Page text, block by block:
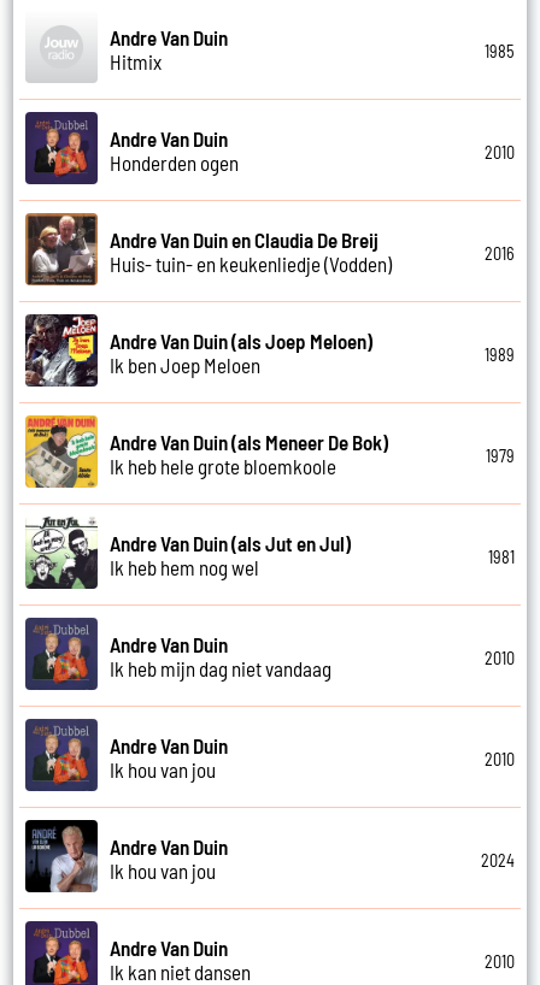
Andre Van Duin
Hitmix
1985
Andre Van Duin
Honderden ogen
2010
Andre Van Duin en Claudia De Breij
Huis- tuin- en keukenliedje (Vodden)
2016
Andre Van Duin (als Joep Meloen)
Ik ben Joep Meloen
1989
Andre Van Duin (als Meneer De Bok)
Ik heb hele grote bloemkoole
1979
Andre Van Duin (als Jut en Jul)
Ik heb hem nog wel
1981
Andre Van Duin
Ik heb mijn dag niet vandaag
2010
Andre Van Duin
Ik hou van jou
2010
Andre Van Duin
Ik hou van jou
2024
Andre Van Duin
Ik kan niet dansen
2010